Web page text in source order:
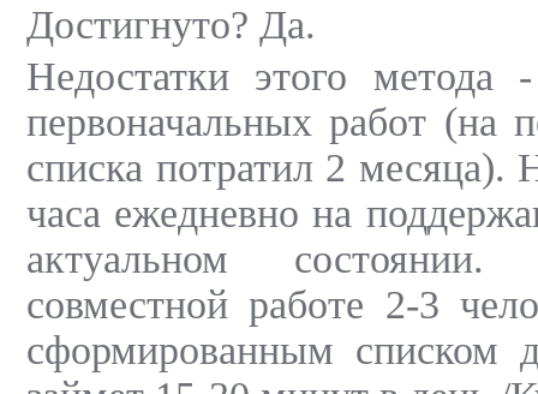
Достигнуто? Да.
Недостатки этого
первоначальных работ (на
списка потратил 2 месяца).
часа ежедневно на
актуальном
совместной работе 2-3
сформированным списком